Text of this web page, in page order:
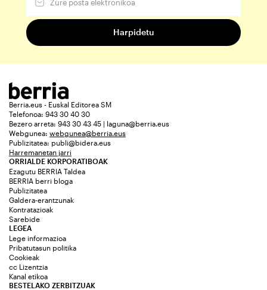
Berria.eus - Euskal Editorea SM
Telefonoa: 943 30 40 30
Bezero arreta: 943 30 43 45 | laguna@berria.eus
Webgunea: webgunea@berria.eus
Publizitatea: publi@bidera.eus
Harremanetan jarri
ORRIALDE KORPORATIBOAK
Ezagutu BERRIA Taldea
BERRIA berri bloga
Publizitatea
Galdera-erantzunak
Kontratazioak
Sarebide
LEGEA
Lege informazioa
Pribatutasun politika
Cookieak
cc Lizentzia
Kanal etikoa
BESTELAKO ZERBITZUAK